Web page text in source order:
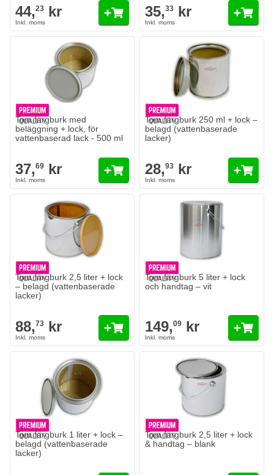
44,23 kr 35,33 kr
Tom färgburk med
beläggning + lock, för
vattenbaserad lack - 500 ml
37,69 kr
Tom färgburk 250 ml + lock –
belagd (vattenbaserade
lacker)
28,93 kr
Tom färgburk 2,5 liter + lock
– belagd (vattenbaserade
lacker)
88,73 kr
Tom färgburk 5 liter + lock
och handtag – vit
149,09 kr
Tom färgburk 1 liter + lock –
belagd (vattenbaserade
lacker)
Tom färgburk 2,5 liter + lock
& handtag – blank